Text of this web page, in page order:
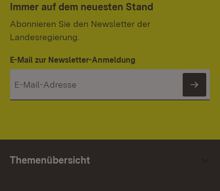
Immer auf dem neuesten Stand
Abonnieren Sie den Newsletter der
Landesregierung.
E-Mail zur Newsletter-Anmeldung
Themenübersicht